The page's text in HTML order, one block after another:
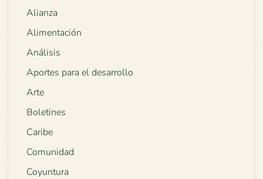
Alianza
Alimentación
Análisis
Aportes para el desarrollo
Arte
Boletines
Caribe
Comunidad
Coyuntura